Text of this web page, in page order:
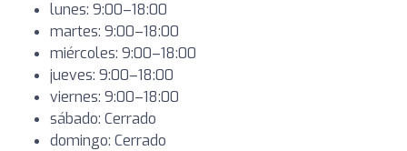
lunes: 9:00–18:00
martes: 9:00–18:00
miércoles: 9:00–18:00
jueves: 9:00–18:00
viernes: 9:00–18:00
sábado: Cerrado
domingo: Cerrado